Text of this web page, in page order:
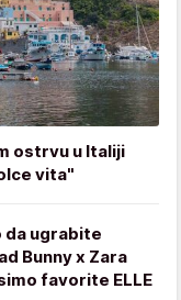
ostrvu u Italiji
vita"
da ugrabite
Bunny x Zara
favorite ELLE